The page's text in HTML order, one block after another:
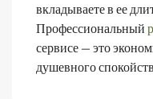
вкладываете в ее
Профессиональный
сервисе — это
душевного